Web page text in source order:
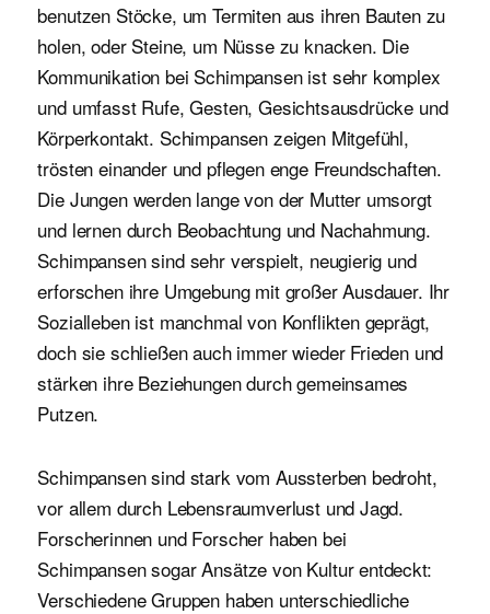
benutzen Stöcke, um Termiten aus ihren Bauten zu
holen, oder Steine, um Nüsse zu knacken. Die
Kommunikation bei Schimpansen ist sehr komplex
und umfasst Rufe, Gesten, Gesichtsausdrücke und
Körperkontakt. Schimpansen zeigen Mitgefühl,
trösten einander und pflegen enge Freundschaften.
Die Jungen werden lange von der Mutter umsorgt
und lernen durch Beobachtung und Nachahmung.
Schimpansen sind sehr verspielt, neugierig und
erforschen ihre Umgebung mit großer Ausdauer. Ihr
Sozialleben ist manchmal von Konflikten geprägt,
doch sie schließen auch immer wieder Frieden und
stärken ihre Beziehungen durch gemeinsames
Putzen.
Schimpansen sind stark vom Aussterben bedroht,
vor allem durch Lebensraumverlust und Jagd.
Forscherinnen und Forscher haben bei
Schimpansen sogar Ansätze von Kultur entdeckt:
Verschiedene Gruppen haben unterschiedliche